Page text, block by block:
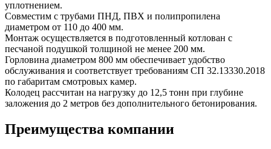
уплотнением.
Совместим с трубами ПНД, ПВХ и полипропилена
диаметром от 110 до 400 мм.
Монтаж осуществляется в подготовленный котлован с
песчаной подушкой толщиной не менее 200 мм.
Горловина диаметром 800 мм обеспечивает удобство
обслуживания и соответствует требованиям СП 32.13330.2018
по габаритам смотровых камер.
Колодец рассчитан на нагрузку до 12,5 тонн при глубине
заложения до 2 метров без дополнительного бетонирования.
Преимущества компании